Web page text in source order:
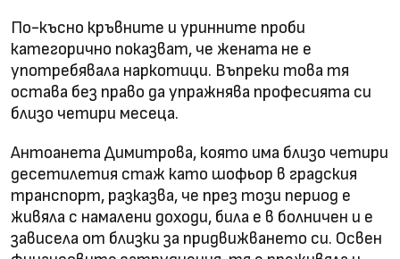
По-късно кръвните и уринните проби
категорично показват, че жената не е
употребявала наркотици. Въпреки това тя
остава без право да упражнява професията си
близо четири месеца.
Антоанета Димитрова, която има близо четири
десетилетия стаж като шофьор в градския
транспорт, разказва, че през този период е
живяла с намалени доходи, била е в болничен и е
зависела от близки за придвижването си. Освен